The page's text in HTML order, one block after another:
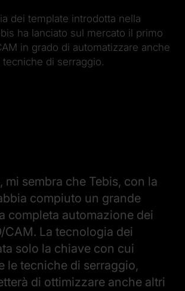
dei template introdotta nella
ha lanciato sul mercato il primo
in grado di automatizzare anche
di serraggio.
mi sembra che Tebis, con la
compiuto un grande
completa automazione dei
CAM. La tecnologia dei
solo la chiave con cui
le tecniche di serraggio,
di ottimizzare anche altri